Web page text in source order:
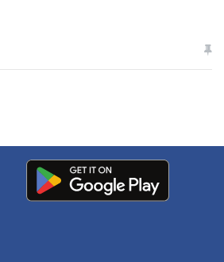
खाई में धक्का… आरोपियों ने